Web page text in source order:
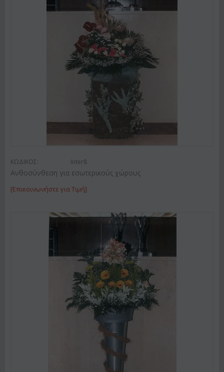
ΚΩΔΙΚΟΣ: Inter8
Ανθοσύνθεση για εσωτερικούς χώρους
[Επικοινωνήστε για Τιμή]